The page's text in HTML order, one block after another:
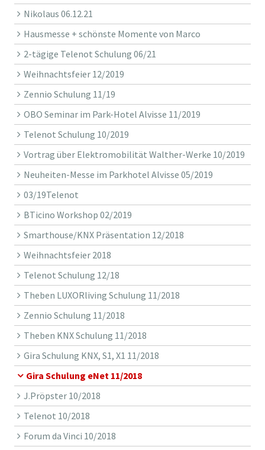
Nikolaus 06.12.21
Hausmesse + schönste Momente von Marco
2-tägige Telenot Schulung 06/21
Weihnachtsfeier 12/2019
Zennio Schulung 11/19
OBO Seminar im Park-Hotel Alvisse 11/2019
Telenot Schulung 10/2019
Vortrag über Elektromobilität Walther-Werke 10/2019
Neuheiten-Messe im Parkhotel Alvisse 05/2019
03/19Telenot
BTicino Workshop 02/2019
Smarthouse/KNX Präsentation 12/2018
Weihnachtsfeier 2018
Telenot Schulung 12/18
Theben LUXORliving Schulung 11/2018
Zennio Schulung 11/2018
Theben KNX Schulung 11/2018
Gira Schulung KNX, S1, X1 11/2018
Gira Schulung eNet 11/2018
J.Pröpster 10/2018
Telenot 10/2018
Forum da Vinci 10/2018